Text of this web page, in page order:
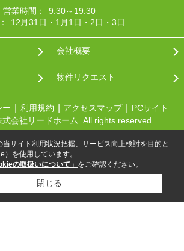
営業時間：
9:30～19:30
12月31日・1月1日・2日・3日
会社概要
物件リクエスト
ー 利用規約 アクセスマップ
PCサイト
会社リードホーム All rights reserved.
サイト利用状況把握、サービス向上検討を目的と
を使用しています。
の取扱いについて」 をご確認ください。
閉じる